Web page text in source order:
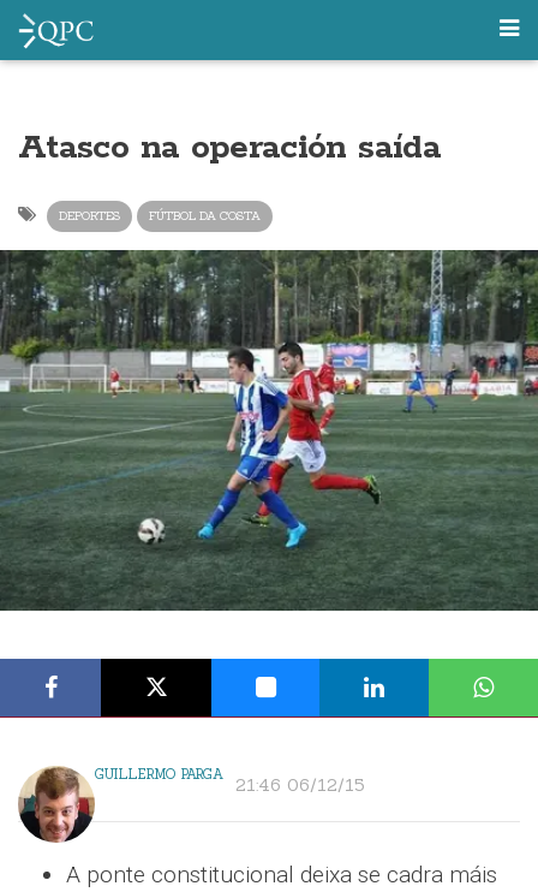
Atasco na operación saída
DEPORTES FÚTBOL DA COSTA
GUILLERMO PARGA 21:46 06/12/15
A ponte constitucional deixa se cadra máis